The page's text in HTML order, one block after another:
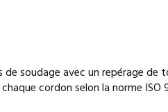
soudage avec un repérage
cordon selon la norme